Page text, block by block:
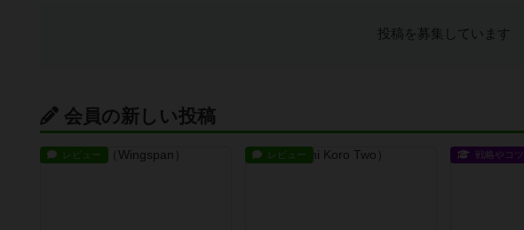
投稿を募集しています
会員の新しい投稿
レビュー レビュー 戦略やコツ